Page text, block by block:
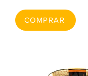
COMPRAR